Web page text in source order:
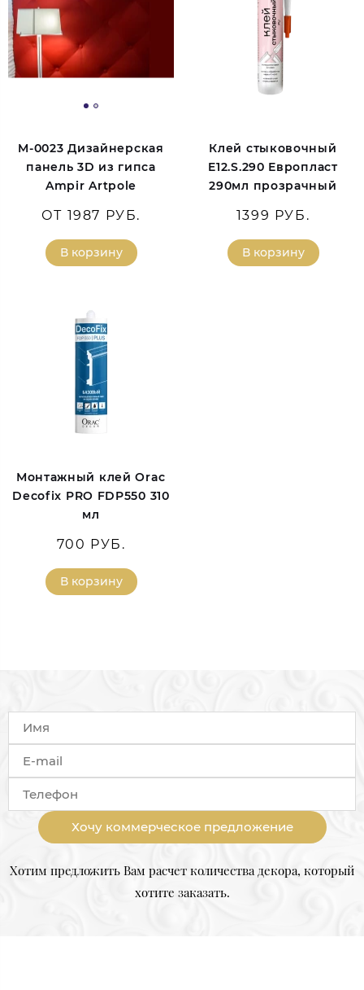
M-0023 Дизайнерская
панель 3D из гипса
Ampir Artpole
ОТ 1987 РУБ.
В корзину
Клей стыковочный
E12.S.290 Европласт
290мл прозрачный
1399 РУБ.
В корзину
Монтажный клей Orac
Decofix PRO FDP550 310
мл
700 РУБ.
В корзину
Хочу коммерческое предложение
Хотим предложить Вам расчет количества декора, который
хотите заказать.